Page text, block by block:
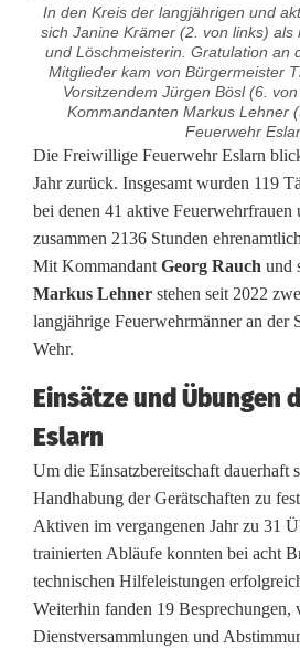
In den Kreis der langjährigen und
sich Janine Krämer (2. von links)
und Löschmeisterin. Gratulation an
Mitglieder kam von Bürgermeister
Vorsitzendem Jürgen Bösl (6.
Kommandanten Markus Lehner
Feuerwehr
F
e
u
e
r
e
h
r
E
s
l
Die Freiwillige Feuerwehr Eslarn
Jahr zurück. Insgesamt wurden 119
bei denen 41 aktive Feuerwehrfrauen
zusammen 2136 Stunden
Mit Kommandant Georg Rauch und
Markus Lehner stehen seit 2022
langjährige Feuerwehrmänner an der
Wehr.
Einsätze und Übungen
Eslarn
Um die Einsatzbereitschaft dauerhaft
Handhabung der Gerätschaften zu
Aktiven im vergangenen Jahr zu 31
trainierten Abläufe konnten bei acht
technischen Hilfeleistungen
Weiterhin fanden 19 Besprechungen,
Dienstversammlungen und